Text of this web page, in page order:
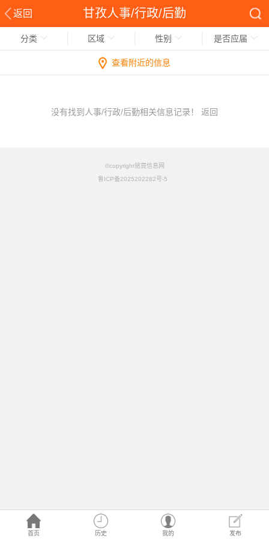
返回 甘孜人事/行政/后勤
首页 历史 我的 发布
分类 区域 性别 是否应届
查看附近的信息
没有找到人事/行政/后勤相关信息记录！ 返回
©copyright铭竟信息网
鲁ICP备2025202282号-5